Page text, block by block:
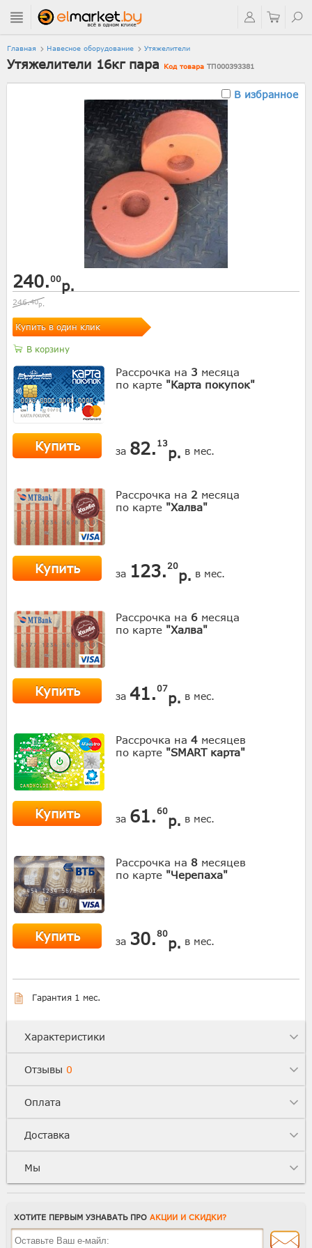
Главная Навесное оборудование Утяжелители
Утяжелители 16кг пара Код товара ТП000393381
В избранное
240.00р.
246.40р.
Купить в один клик
В корзину
Рассрочка на 3 месяца
по карте "Карта покупок"
Купить за 82. 13
р. в мес.
Рассрочка на 2 месяца
по карте "Халва"
Купить за 123. 20
р. в мес.
Рассрочка на 6 месяца
по карте "Халва"
Купить за 41.07
р. в мес.
Рассрочка на 4 месяцев
по карте "SMART карта"
Купить за 61.60
р. в мес.
Рассрочка на 8 месяцев
по карте "Черепаха"
Купить за 30.80
р. в мес.
Гарантия 1 мес.
Характеристики
Отзывы 0
Оплата
Доставка
Мы
ХОТИТЕ ПЕРВЫМ УЗНАВАТЬ ПРО АКЦИИ И СКИДКИ?